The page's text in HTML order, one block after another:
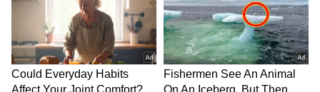
ಎಲೆಕ್ಟ್ರಿಕ್ ಕಾರನ್ನು ಎಷ್ಟು ರೂಪಾಯಿ ನೀಡಿ ಬುಕ್
ಮಾಡಬಹುದು ಎಂಬ ಪ್ರಶ್ನೆಗಳು ಗ್ರಾಹಕರಿಂದ ಕೇಳಿಬರುತ್ತಿವೆ.